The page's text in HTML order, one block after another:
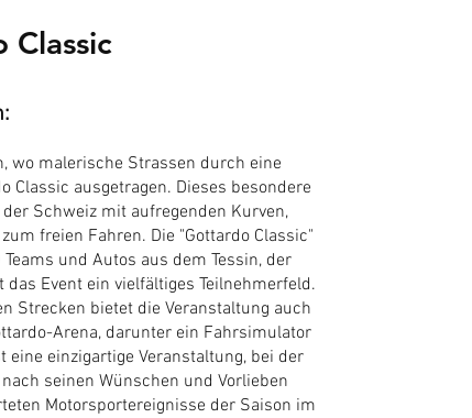
Classic
wo malerische Strassen durch eine
Classic ausgetragen. Dieses besondere
Schweiz mit aufregenden Kurven,
freien Fahren. Die "Gottardo Classic"
und Autos aus dem Tessin, der
Event ein vielfältiges Teilnehmerfeld.
Strecken bietet die Veranstaltung auch
Arena, darunter ein Fahrsimulator
eine einzigartige Veranstaltung, bei der
seinen Wünschen und Vorlieben
Motorsportereignisse der Saison im